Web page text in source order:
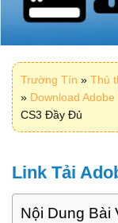
Trường Tín » Thủ
» Download
CS3 Đầy Đủ
Link Tải
Nội Dung Bài